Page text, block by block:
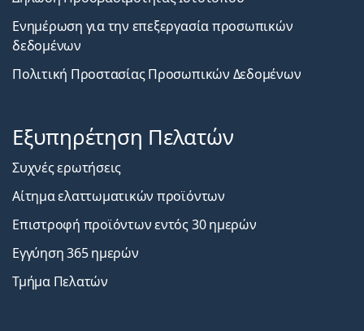
Ενημέρωση για την επεξεργασία προσωπικών
δεδομένων
Πολιτική Προστασίας Προσωπικών Δεδομένων
Εξυπηρέτηση Πελατών
Συχνές ερωτήσεις
Αίτημα ελαττωματικών προϊόντων
Επιστροφή προϊόντων εντός 30 ημερών
Εγγύηση 365 ημερών
Τμήμα Πελατών